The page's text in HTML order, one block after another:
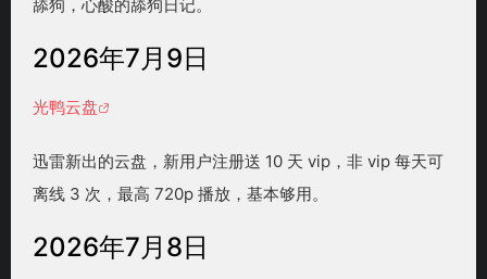
舔狗，心酸的舔狗日记。
2026年7月9日
光鸭云盘
迅雷新出的云盘，新用户注册送 10 天 vip，非 vip 每天可
离线 3 次，最高 720p 播放，基本够用。
2026年7月8日